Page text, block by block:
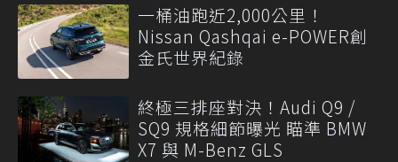
一桶油跑近2,000公里！
Nissan Qashqai e-POWER創
金氏世界紀錄
終極三排座對決！Audi Q9 /
SQ9 規格細節曝光 瞄準 BMW
X7 與 M-Benz GLS